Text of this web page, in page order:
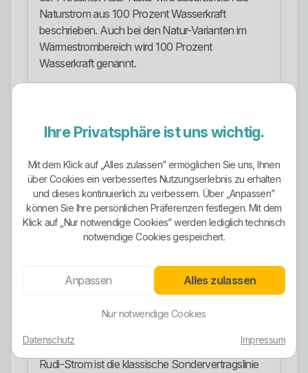
Naturstrom aus 100 Prozent Wasserkraft
beschrieben. Auch bei den Natur-Varianten im
Wärmestrombereich wird 100 Prozent
Wasserkraft genannt.
Energieträgermix der EVR und gerade nicht
automatisch als reines Ökostromprodukt. Wer das
Positiv ist immerhin, dass die Trennung offen
dargestellt wird. Das ist deutlich ehrlicher als bei
Anbietern, die alles grün anmalen und hoffen, dass
niemand die Stromkennzeichnung liest.
Stromangebote
Im sichtbaren Stromangebot spielen vor allem
Ersatzversorgung sowie Rudi-Therm und Rudi-
Nachtstrom eine Rolle.
Rudi-Strom ist die klassische Sondervertragslinie
Ihre Privatsphäre ist uns wichtig.
Mit dem Klick auf „Alles zulassen” ermöglichen Sie uns, Ihnen
über Cookies ein verbessertes Nutzungserlebnis zu erhalten
und dieses kontinuierlich zu verbessern. Über „Anpassen”
können Sie Ihre persönlichen Präferenzen festlegen. Mit dem
Klick auf „Nur notwendige Cookies” werden lediglich technisch
notwendige Cookies gespeichert.
Anpassen Alles zulassen
Nur notwendige Cookies
Datenschutz Impressum